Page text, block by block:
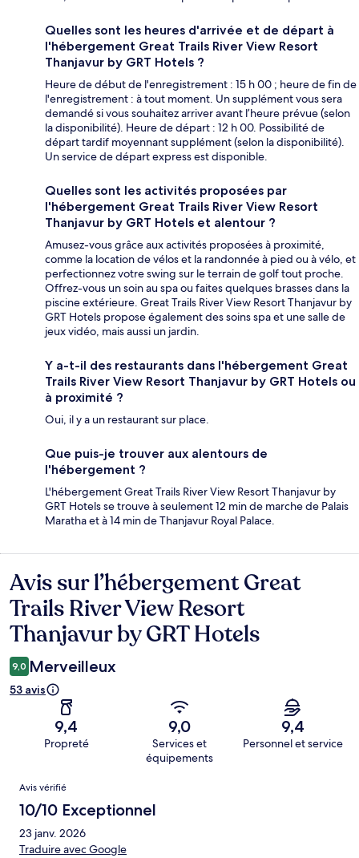
Quelles sont les heures d'arrivée et de départ à
l'hébergement Great Trails River View Resort
Thanjavur by GRT Hotels ?
Heure de début de l'enregistrement : 15 h 00 ; heure de fin de
l'enregistrement : à tout moment. Un supplément vous sera
demandé si vous souhaitez arriver avant l’heure prévue (selon
la disponibilité). Heure de départ : 12 h 00. Possibilité de
départ tardif moyennant supplément (selon la disponibilité).
Un service de départ express est disponible.
Quelles sont les activités proposées par
l'hébergement Great Trails River View Resort
Thanjavur by GRT Hotels et alentour ?
Amusez-vous grâce aux activités proposées à proximité,
comme la location de vélos et la randonnée à pied ou à vélo, et
perfectionnez votre swing sur le terrain de golf tout proche.
Offrez-vous un soin au spa ou faites quelques brasses dans la
piscine extérieure. Great Trails River View Resort Thanjavur by
GRT Hotels propose également des soins spa et une salle de
jeux vidéo, mais aussi un jardin.
Y a-t-il des restaurants dans l'hébergement Great
Trails River View Resort Thanjavur by GRT Hotels ou
à proximité ?
Oui, il y a un restaurant sur place.
Que puis-je trouver aux alentours de
l'hébergement ?
L'hébergement Great Trails River View Resort Thanjavur by
GRT Hotels se trouve à seulement 12 min de marche de Palais
Maratha et à 14 min de Thanjavur Royal Palace.
Avis
Avis sur l’hébergement Great
Trails River View Resort
Thanjavur by GRT Hotels
9,0 Merveilleux
53 avis
9,4
Propreté
9,0
Services et
équipements
9,4
Personnel et service
Avis
Avis vérifié
10/10 Exceptionnel
23 janv. 2026
Traduire avec Google